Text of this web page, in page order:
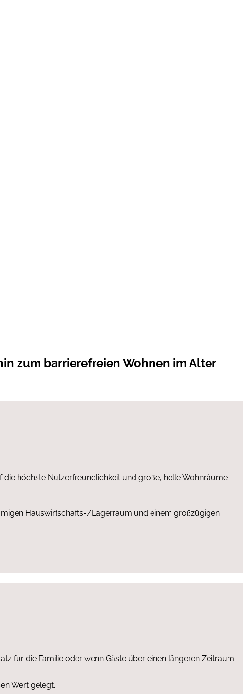
zum barrierefreien Wohnen im Alter
die höchste Nutzerfreundlichkeit und große, helle Wohnräume
Hauswirtschafts-/Lagerraum und einem großzügigen
für die Familie oder wenn Gäste über einen längeren Zeitraum
Wert gelegt.